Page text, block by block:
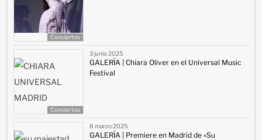
Conciertos
Conciertos
3 junio 2025
GALERÍA | Chiara Oliver en el Universal Music
Festival
8 marzo 2025
GALERÍA | Premiere en Madrid de «Su